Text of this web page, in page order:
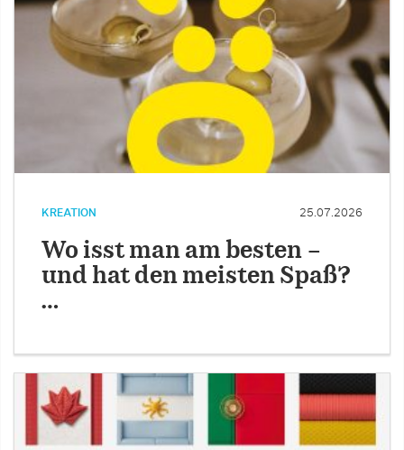
KREATION 25.07.2026
Wo isst man am besten –
und hat den meisten Spaß?
…